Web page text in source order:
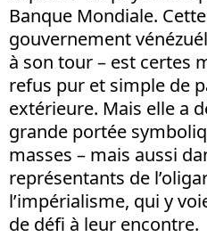
Banque Mondiale.
gouvernement
à son tour – est certes
refus pur et simple de
extérieure. Mais elle a
grande portée
masses – mais aussi
représentants de
l’impérialisme, qui y
de défi à leur encontre.